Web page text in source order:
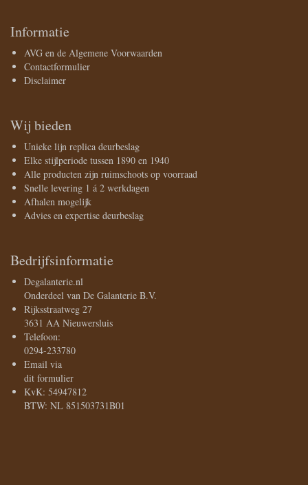
Informatie
AVG en de Algemene Voorwaarden
Contactformulier
Disclaimer
Wij bieden
Unieke lijn replica deurbeslag
Elke stijlperiode tussen 1890 en 1940
Alle producten zijn ruimschoots op voorraad
Snelle levering 1 á 2 werkdagen
Afhalen mogelijk
Advies en expertise deurbeslag
Bedrijfsinformatie
Degalanterie.nl
Onderdeel van De Galanterie B.V.
Rijksstraatweg 27
3631 AA Nieuwersluis
Telefoon:
0294-233780
Email via
dit formulier
KvK: 54947812
BTW: NL 851503731B01